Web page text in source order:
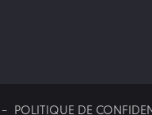
POLITIQUE DE